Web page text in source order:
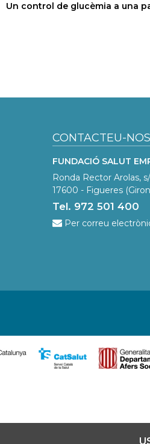
Un control de glucèmia a una
CONTACTEU-NOS
FUNDACIÓ SALUT
Ronda Rector Arolas,
17600 - Figueres
Tel. 972 501 400
Per correu